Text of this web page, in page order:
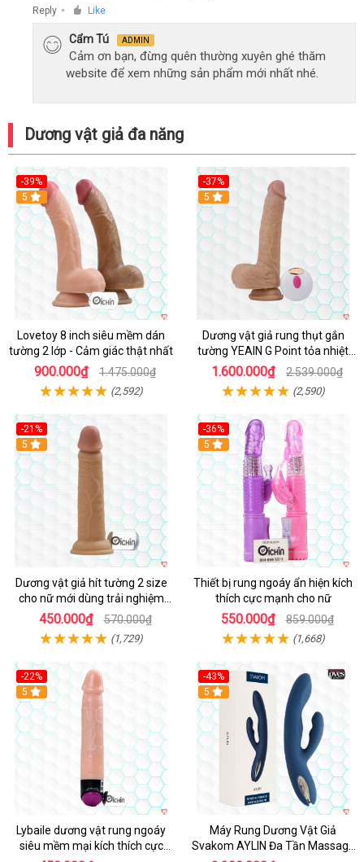
Reply ● Like
Cẩm Tú ADMIN
Cảm ơn bạn, đừng quên thường xuyên ghé thăm
website để xem những sản phẩm mới nhất nhé.
Dương vật giả đa năng
-39%
Hot
5
Lovetoy 8 inch siêu mềm dán
tường 2 lớp - Cảm giác thật nhất
900.000₫ 1.475.000₫
(2,592)
-37%
5
Dương vật giả rung thụt gắn
tường YEAIN G Point tỏa nhiệt
điều khiển từ xa
1.600.000₫ 2.539.000₫
(2,590)
-21%
Hot
5
Dương vật giả hít tường 2 size
cho nữ mới dùng trải nghiệm
thật
450.000₫ 570.000₫
(1,729)
-36%
Hot
5
Thiết bị rung ngoáy ẩn hiện kích
thích cực mạnh cho nữ
550.000₫ 859.000₫
(1,668)
-22%
Hot
5
Lybaile dương vật rung ngoáy
siêu mềm mại kích thích cực
-43%
Hot
5
Máy Rung Dương Vật Giả
Svakom AYLIN Đa Tần Massage